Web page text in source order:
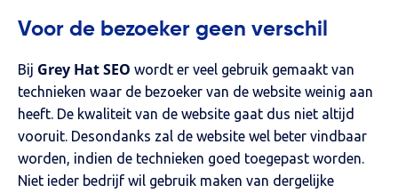
Voor de bezoeker geen verschil
Bij Grey Hat SEO wordt er veel gebruik gemaakt van
technieken waar de bezoeker van de website weinig aan
heeft. De kwaliteit van de website gaat dus niet altijd
vooruit. Desondanks zal de website wel beter vindbaar
worden, indien de technieken goed toegepast worden.
Niet ieder bedrijf wil gebruik maken van dergelijke